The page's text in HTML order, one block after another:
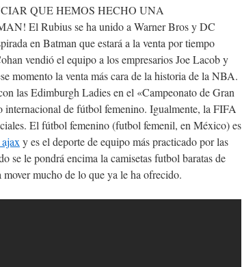
QUE HEMOS HECHO UNA
El Rubius se ha unido a Warner Bros y DC
en Batman que estará a la venta por tiempo
vendió el equipo a los empresarios Joe Lacob y
momento la venta más cara de la historia de la NBA.
las Edimburgh Ladies en el «Campeonato de Gran
de fútbol femenino. Igualmente, la FIFA
El fútbol femenino (futbol femenil, en México) es
y es el deporte de equipo más practicado por las
se le pondrá encima la camisetas futbol baratas de
mucho de lo que ya le ha ofrecido.